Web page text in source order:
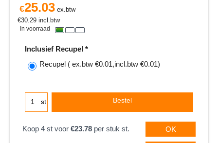
€25.03 ex.btw
€30.29 incl.btw
In voorraad
Inclusief Recupel *
Recupel ( ex.btw €0.01,incl.btw €0.01)
st Bestel
Koop 4 st voor €23.78 per stuk st. OK